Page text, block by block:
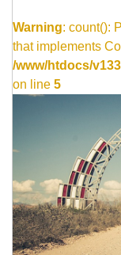
Warning: count():
that implements
/www/htdocs/
on line 5